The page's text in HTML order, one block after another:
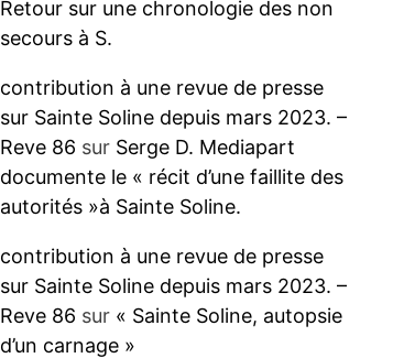
Retour sur une chronologie des non
secours à S.
contribution à une revue de presse
sur Sainte Soline depuis mars 2023. –
Reve 86 sur Serge D. Mediapart
documente le « récit d’une faillite des
autorités »à Sainte Soline.
contribution à une revue de presse
sur Sainte Soline depuis mars 2023. –
Reve 86 sur « Sainte Soline, autopsie
d’un carnage »